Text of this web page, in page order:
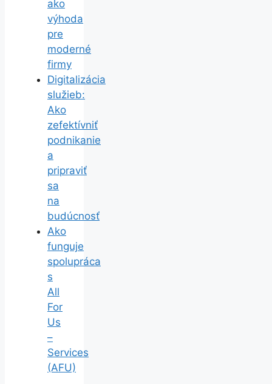
ako
výhoda
pre
moderné
firmy
Digitalizácia
služieb:
Ako
zefektívniť
podnikanie
a
pripraviť
sa
na
budúcnosť
Ako
funguje
spolupráca
s
All
For
Us
–
Services
(AFU)